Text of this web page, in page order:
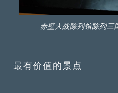
赤壁大战陈列馆陈列三
最有价值的景点